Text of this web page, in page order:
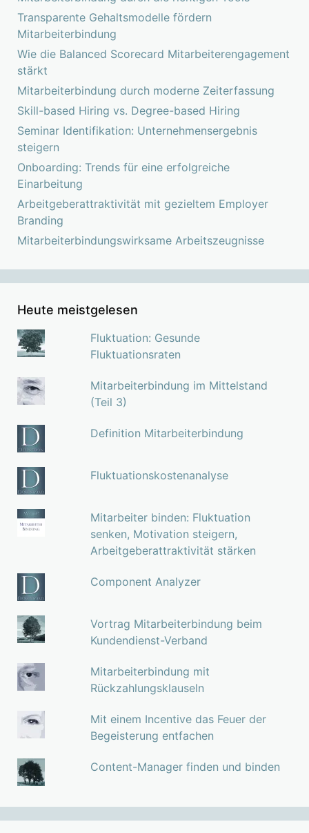
Transparente Gehaltsmodelle fördern
Mitarbeiterbindung
Wie die Balanced Scorecard Mitarbeiterengagement
stärkt
Mitarbeiterbindung durch moderne Zeiterfassung
Skill-based Hiring vs. Degree-based Hiring
Seminar Identifikation: Unternehmensergebnis
steigern
Onboarding: Trends für eine erfolgreiche
Einarbeitung
Arbeitgeberattraktivität mit gezieltem Employer
Branding
Mitarbeiterbindungswirksame Arbeitszeugnisse
Heute meistgelesen
Fluktuation: Gesunde
Fluktuationsraten
Mitarbeiterbindung im Mittelstand
(Teil 3)
Definition Mitarbeiterbindung
Fluktuationskostenanalyse
Mitarbeiter binden: Fluktuation
senken, Motivation steigern,
Arbeitgeberattraktivität stärken
Component Analyzer
Vortrag Mitarbeiterbindung beim
Kundendienst-Verband
Mitarbeiterbindung mit
Rückzahlungsklauseln
Mit einem Incentive das Feuer der
Begeisterung entfachen
Content-Manager finden und binden